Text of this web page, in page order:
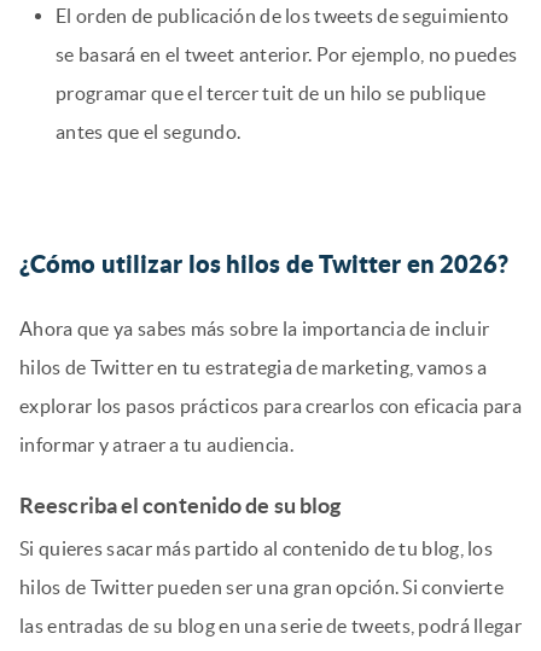
El orden de publicación de los tweets de seguimiento
se basará en el tweet anterior. Por ejemplo, no puedes
programar que el tercer tuit de un hilo se publique
antes que el segundo.
¿Cómo utilizar los hilos de Twitter en 2026?
Ahora que ya sabes más sobre la importancia de incluir
hilos de Twitter en tu estrategia de marketing, vamos a
explorar los pasos prácticos para crearlos con eficacia para
informar y atraer a tu audiencia.
Reescriba el contenido de su blog
Si quieres sacar más partido al contenido de tu blog, los
hilos de Twitter pueden ser una gran opción. Si convierte
las entradas de su blog en una serie de tweets, podrá llegar